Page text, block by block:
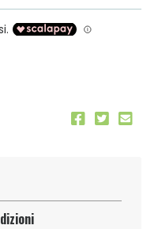
fino al 40% valido